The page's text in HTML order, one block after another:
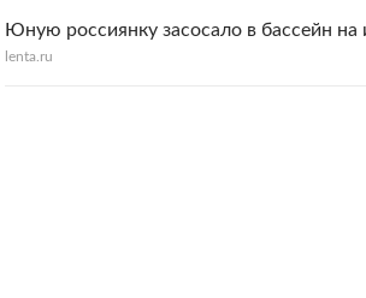
Юную россиянку засосало в бассейн на
lenta.ru